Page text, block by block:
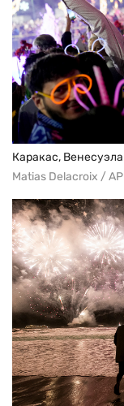
Каракас, Венесуэла
Matias Delacroix / AP